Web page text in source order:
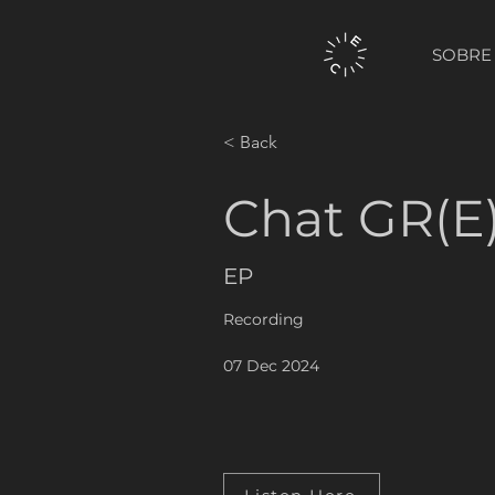
< Back
Chat
EP
Recording
07 Dec 2024